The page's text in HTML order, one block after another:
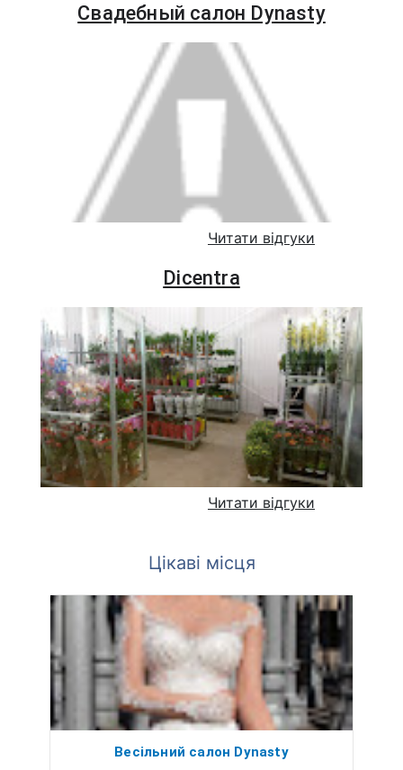
Свадебный салон Dynasty
Читати відгуки
Dicentra
Читати відгуки
Цікаві місця
Весільний салон Dynasty